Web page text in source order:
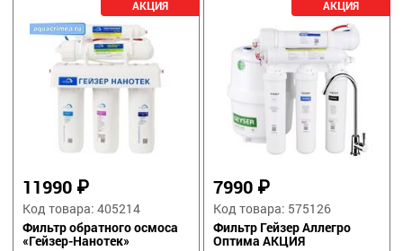
11990 ₽
Код товара: 405214
Фильтр обратного осмоса
«Гейзер-Нанотек»
7990 ₽
Код товара: 575126
Фильтр Гейзер Аллегро
Оптима АКЦИЯ